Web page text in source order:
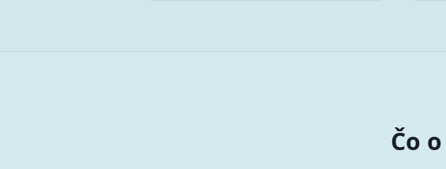
Čo